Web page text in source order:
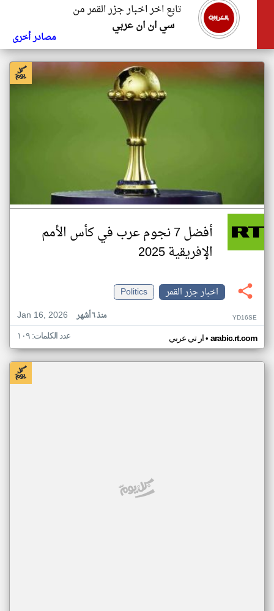
تابع اخر اخبار جزر القمر من
سي ان ان عربي
مصادر أخرى
أفضل 7 نجوم عرب في كأس الأمم
الإفريقية 2025
اخبار جزر القمر
Politics
Jan 16, 2026
منذ ٦ أشهر YD16SE
ار تي عربي• arabic.rt.com عدد الكلمات: ١٠٩